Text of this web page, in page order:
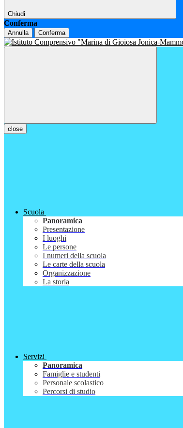
Chiudi
Conferma
Annulla Conferma
close
Scuola
Panoramica
Presentazione
I luoghi
Le persone
I numeri della scuola
Le carte della scuola
Organizzazione
La storia
Servizi
Panoramica
Famiglie e studenti
Personale scolastico
Percorsi di studio